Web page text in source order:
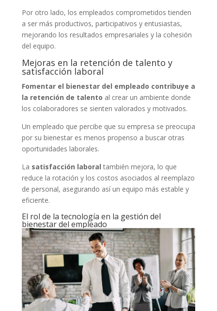
Por otro lado, los empleados comprometidos tienden
a ser más productivos, participativos y entusiastas,
mejorando los resultados empresariales y la cohesión
del equipo.
Mejoras en la retención de talento y
satisfacción laboral
Fomentar el bienestar del empleado contribuye a
la retención de talento al crear un ambiente donde
los colaboradores se sienten valorados y motivados.
Un empleado que percibe que su empresa se preocupa
por su bienestar es menos propenso a buscar otras
oportunidades laborales.
La satisfacción laboral también mejora, lo que
reduce la rotación y los costos asociados al reemplazo
de personal, asegurando así un equipo más estable y
eficiente.
El rol de la tecnología en la gestión del
bienestar del empleado